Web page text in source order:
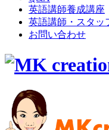
英語講師養成講座
英語講師・スタッ
お問い合わせ